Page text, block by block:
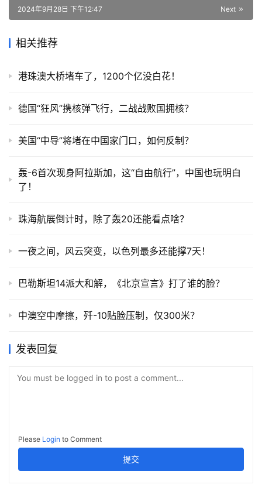
Next
2024年9月28日 下午12:47
相关推荐
港珠澳大桥堵车了，1200个亿没白花！
德国“狂风”携核弹飞行，二战战败国拥核？
美国“中导”将堵在中国家门口，如何反制？
轰-6首次现身阿拉斯加，这“自由航行”，中国也玩明白
了！
珠海航展倒计时，除了轰20还能看点啥？
一夜之间，风云突变，以色列最多还能撑7天！
巴勒斯坦14派大和解，《北京宣言》打了谁的脸？
中澳空中摩擦，歼-10贴脸压制，仅300米？
发表回复
You must be logged in to post a comment...
Please Login to Comment
提交